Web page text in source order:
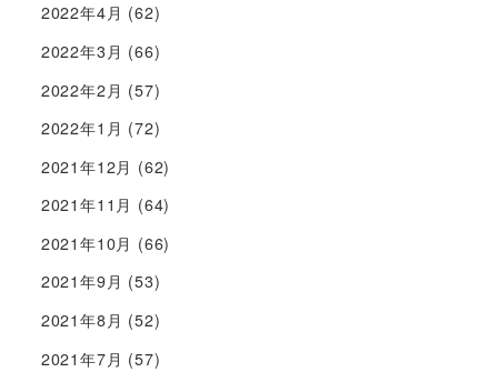
2022年4月 (62)
2022年3月 (66)
2022年2月 (57)
2022年1月 (72)
2021年12月 (62)
2021年11月 (64)
2021年10月 (66)
2021年9月 (53)
2021年8月 (52)
2021年7月 (57)